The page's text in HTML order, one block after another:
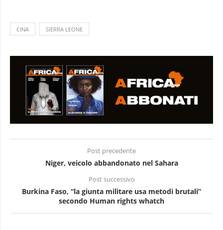
CINA SIERRA LEONE
Post precedente
Niger, veicolo abbandonato nel Sahara
Post successivo
Burkina Faso, “la giunta militare usa metodi brutali”
secondo Human rights whatch